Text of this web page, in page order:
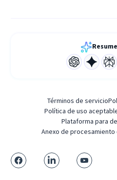
Términos de servicio
Política de uso
Plataforma para
Anexo de